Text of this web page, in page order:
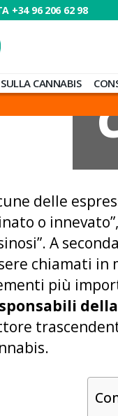
+34 96 206 62 98
CANNABIS
delle
o
A
chiamati in
più